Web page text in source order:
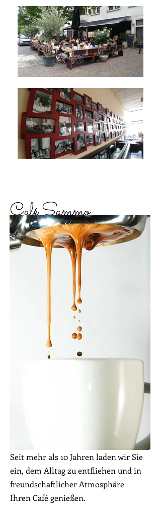
Café Sammo.
Im Herzen
Mannheims
Seit mehr als 10 Jahren laden wir Sie
ein, dem Alltag zu entfliehen und in
freundschaftlicher Atmosphäre
Ihren Café genießen.